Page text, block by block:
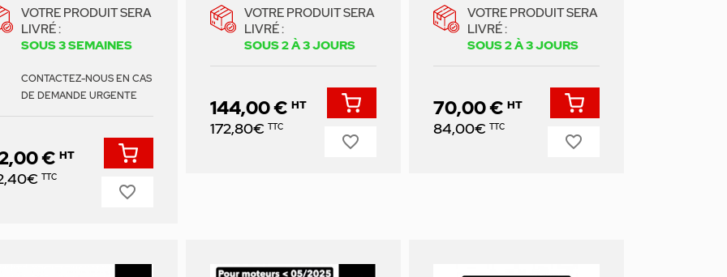
VOTRE PRODUIT SERA
LIVRÉ :
SOUS 3 SEMAINES
CONTACTEZ-NOUS EN CAS
DE DEMANDE URGENTE
€ HT
TTC
favorite_border
VOTRE PRODUIT SERA
LIVRÉ :
SOUS 2 À 3 JOURS
Prix
144,00 € HT
172,80€ TTC
favorite_border
VOTRE PRODUIT SERA
LIVRÉ :
SOUS 2 À 3 JOURS
Prix
70,00 € HT
84,00€ TTC
favorite_border